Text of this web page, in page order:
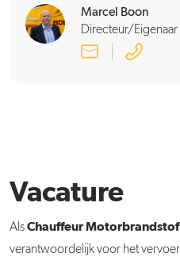
Marcel Boon
Directeur/Eigenaar
Vacature
AlsChauffeur Motorbrandstof
verantwoordelijk voor het